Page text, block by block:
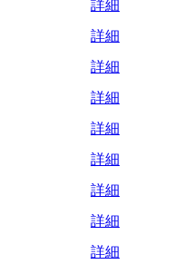
詳細
詳細
詳細
詳細
詳細
詳細
詳細
詳細
詳細